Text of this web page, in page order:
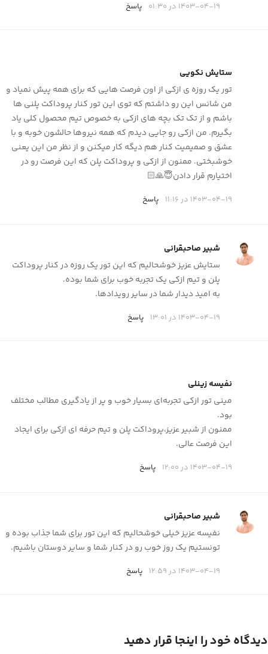
1403-04-19 در 01:30 پاسخ
ستایش نکویی
تور یک روزه ی ازکی از اون فرصت هایی که برای همه پیش نمیاد و
من شانس این رو داشتم که توی این تور کنار پروداکت پلنی ها
باشم و از تک تک بچه های ازکی به خصوص تیم محصول کلی یاد
بگیرم. من ازکی رو جایی دیدم که همه نیروها حالشون خوبه و با
عشق و صمیمیت کنار هم دیگه کار میکنن و از نظر من این یعنی
خوشبختی‌. ممنون از ازکی و پروداکت پلن که این فرصت رو در
اختیارم قرار دادن😇🙏🏻
1403-04-19 در 11:16 پاسخ
شبیر صاحبقرانی
ستایش عزیز خوشحالیم که این تور یک روزه در کنار پروداکت
پلن و تیم ازکی یک تجربه خوب برای شما بوده.
به امید دیدار شما در سایر رویدادها.
1403-04-19 در 13:01 پاسخ
نفیسه زینلی
مینی تور ازکی تجربه‌ای بسیار خوب و پر از یادگیری مطالب مختلف
بود.
ممنون از شبیر عزیز،پروداکت پلن و تیم حرفه ای ازکی برای ایجاد
این فرصت عالی.
1403-04-19 در 12:00 پاسخ
شبیر صاحبقرانی
نفیسه عزیز خیلی خوشحالیم که این تور برای شما جذاب بوده و
تونستیم یک روز خوب رو در کنار شما و سایر دوستان باشیم.
1403-04-19 در 12:59 پاسخ
دیدگاه خود را اینجا قرار دهید